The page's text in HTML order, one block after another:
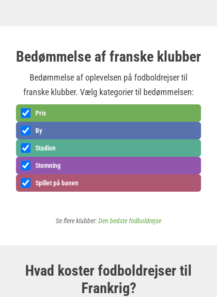
Bedømmelse af franske klubber
Bedømmelse af oplevelsen på fodboldrejser til
franske klubber. Vælg kategorier til bedømmelsen:
Pris
By
Stadion
Stemning
Spillet på banen
Se flere klubber:Den bedste fodboldrejse
Hvad koster fodboldrejser til
Frankrig?